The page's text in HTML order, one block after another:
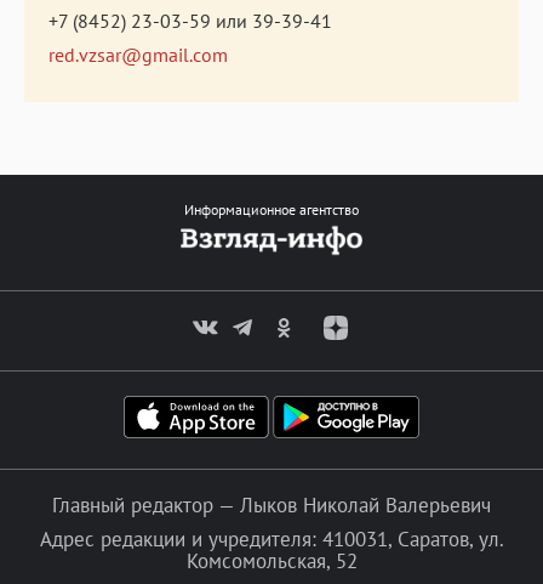
+7 (8452) 23-03-59 или 39-39-41
red.vzsar@gmail.com
Информационное агентство
Главный редактор — Лыков Николай Валерьевич
Адрес редакции и учредителя: 410031, Саратов, ул.
Комсомольская, 52